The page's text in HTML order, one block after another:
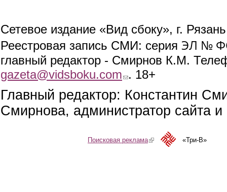
Сетевое издание «Вид сбоку», г.
Реестровая запись СМИ: серия ЭЛ №
главный редактор - Смирнов К.М.
gazeta@vidsboku.com (link sends e-mail)
. 18+
Главный редактор: Константин
Смирнова, администратор сайта
Поисковая реклама(link is external)«Три-В»